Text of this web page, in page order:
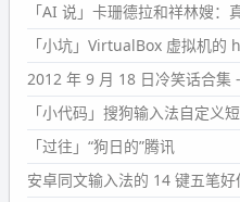
「AI 说」卡珊德拉和祥林嫂：
「小坑」VirtualBox 虚拟机的
2012 年 9 月 18 日冷笑话合集
「小代码」搜狗输入法自定义
「过往」“狗日的”腾讯
安卓同文输入法的 14 键五笔好